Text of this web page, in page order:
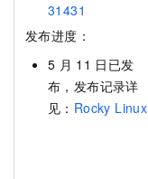
31431
发布进度：
5 月 11 日已发
布，发布记录详
见： Rocky Linux